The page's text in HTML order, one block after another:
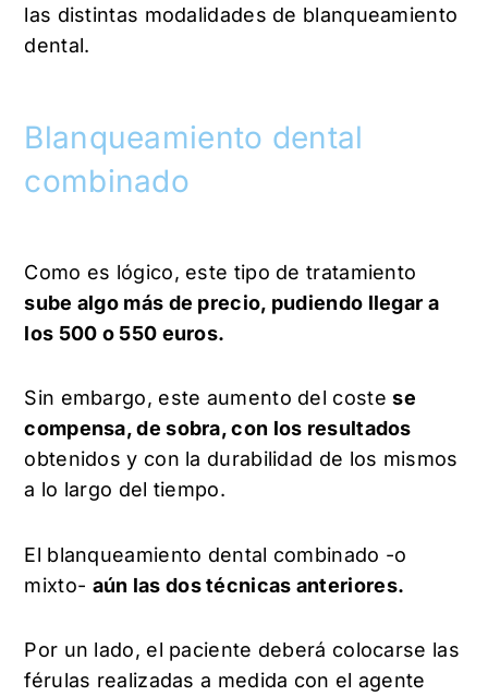
las distintas modalidades de blanqueamiento
dental.
Blanqueamiento dental
combinado
Como es lógico, este tipo de tratamiento
sube algo más de precio, pudiendo llegar a
los 500 o 550 euros.
Sin embargo, este aumento del costese
compensa, de sobra, con los resultados
obtenidos y con la durabilidad de los mismos
a lo largo del tiempo.
El blanqueamiento dental combinado -o
mixto- aún las dos técnicas anteriores.
Por un lado, el paciente deberá colocarse las
férulas realizadas a medida con el agente